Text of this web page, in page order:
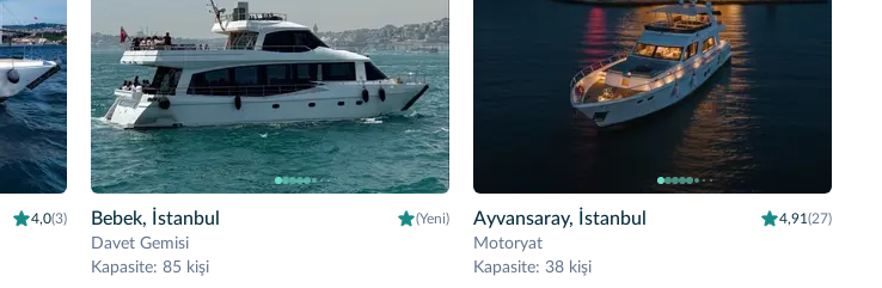
4,0(3) Bebek, İstanbul (Yeni)
Davet Gemisi
Kapasite: 85 kişi
Ayvansaray, İstanbul 4,91(27)
Motoryat
Kapasite: 38 kişi